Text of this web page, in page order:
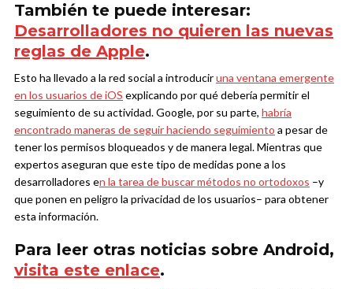
También te puede interesar:
Desarrolladores no quieren las nuevas
reglas de Apple.
Esto ha llevado a la red social a introduciruna ventana emergente
en los usuarios de iOS explicando por qué debería permitir el
seguimiento de su actividad. Google, por su parte, habría
encontrado maneras de seguir haciendo seguimiento a pesar de
tener los permisos bloqueados y de manera legal. Mientras que
expertos aseguran que este tipo de medidas pone a los
desarrolladores en la tarea de buscar métodos no ortodoxos –y
que ponen en peligro la privacidad de los usuarios– para obtener
esta información.
Para leer otras noticias sobre Android,
visita este enlace.